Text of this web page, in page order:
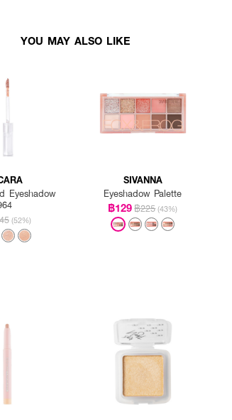
YOU MAY ALSO LIKE
Eyeshadow
(52%)
SIVANNA
Eyeshadow Palette
฿129฿225 (43%)